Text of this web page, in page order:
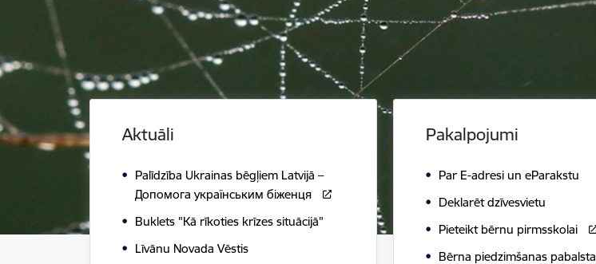
Aktuāli
Palīdzība Ukrainas bēgļiem Latvijā –
Допомога українським біженця
Buklets "Kā rīkoties krīzes situācijā"
Līvānu Novada Vēstis
Pakalpojumi
Par E-adresi un eParakstu
Deklarēt dzīvesvietu
Pieteikt bērnu pirmsskolai
Bērna piedzimšanas pabalsta